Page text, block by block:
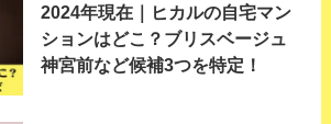
2024年現在｜ヒカルの自宅マン
ションはどこ？ブリスベージュ
神宮前など候補3つを特定！